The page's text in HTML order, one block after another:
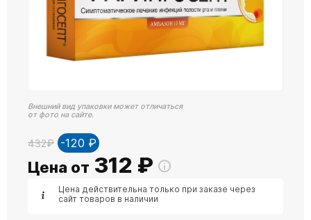
Внешний вид упаковки может отличаться
от фото на сайте.
432₽ -120 ₽
Цена от 312 ₽
Цена действительна только при заказе через
сайт товаров в наличии